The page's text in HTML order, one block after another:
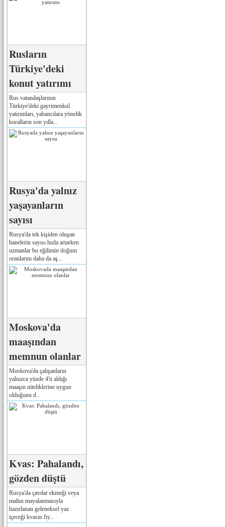
Rusların
Türkiye'deki
konut yatırımı
Rus vatandaşlarının
Türkiye'deki gayrimenkul
yatırımları, yabancılara yönelik
kuralların son yılla...
Rusya'da yalnız
yaşayanların
sayısı
Rusya'da tek kişiden oluşan
hanelerin sayısı hızla artarken
uzmanlar bu eğilimin doğum
oranlarını daha da aş...
Moskova'da
maaşından
memnun olanlar
Moskova'da çalışanların
yalnızca yüzde 4'ü aldığı
maaşın niteliklerine uygun
olduğunu d...
Kvas: Pahalandı,
gözden düştü
Rusya'da çavdar ekmeği veya
maltın mayalanmasıyla
hazırlanan geleneksel yaz
içeceği kvasın fiy...